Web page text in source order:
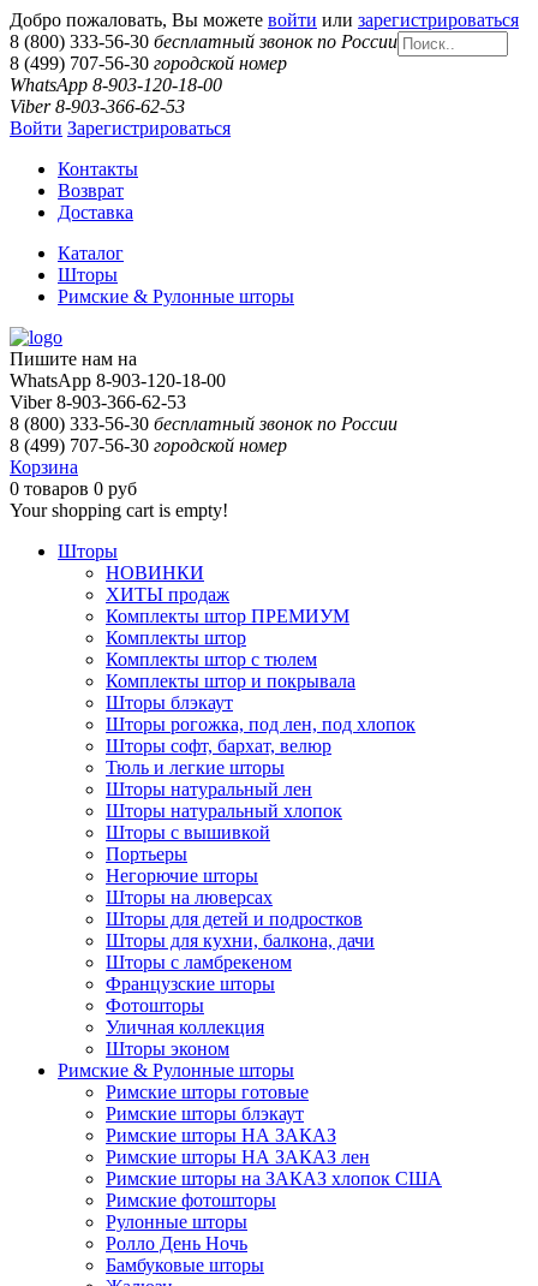
Добро пожаловать, Вы можете войти или зарегистрироваться
8 (800) 333-56-30 бесплатный звонок по России
8 (499) 707-56-30 городской номер
WhatsApp 8-903-120-18-00
Viber 8-903-366-62-53
Войти Зарегистрироваться
Контакты
Возврат
Доставка
Каталог
Шторы
Римские & Рулонные шторы
Пишите нам на
WhatsApp 8-903-120-18-00
Viber 8-903-366-62-53
8 (800) 333-56-30 бесплатный звонок по России
8 (499) 707-56-30 городской номер
Корзина
0 товаров 0 руб
Your shopping cart is empty!
Шторы
НОВИНКИ
ХИТЫ продаж
Комплекты штор ПРЕМИУМ
Комплекты штор
Комплекты штор с тюлем
Комплекты штор и покрывала
Шторы блэкаут
Шторы рогожка, под лен, под хлопок
Шторы софт, бархат, велюр
Тюль и легкие шторы
Шторы натуральный лен
Шторы натуральный хлопок
Шторы с вышивкой
Портьеры
Негорючие шторы
Шторы на люверсах
Шторы для детей и подростков
Шторы для кухни, балкона, дачи
Шторы с ламбрекеном
Французские шторы
Фотошторы
Уличная коллекция
Шторы эконом
Римские & Рулонные шторы
Римские шторы готовые
Римские шторы блэкаут
Римские шторы НА ЗАКАЗ
Римские шторы НА ЗАКАЗ лен
Римские шторы на ЗАКАЗ хлопок США
Римские фотошторы
Рулонные шторы
Ролло День Ночь
Бамбуковые шторы